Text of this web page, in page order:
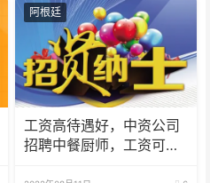
阿根廷
工资高待遇好，中资公司
招聘中餐厨师，工资可欧